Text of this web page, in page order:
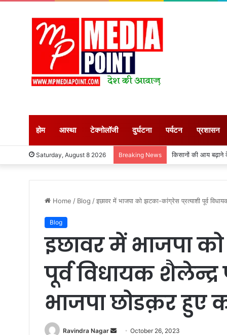
होम आस्था टेक्नोलॉजी दुर्घटना पर्यटन प्रशासन
Saturday, August 8 2026 Breaking News कुदरत का कहर: आकाशीय
Home / Blog /इछावर में भाजपा को झटका-कांग्रेस प्रत्याशी पूर्व
Blog
इछावर में भाजपा
पूर्व विधायक
भाजपा छोडक़र हुए
Ravindra Nagar October 26, 2023